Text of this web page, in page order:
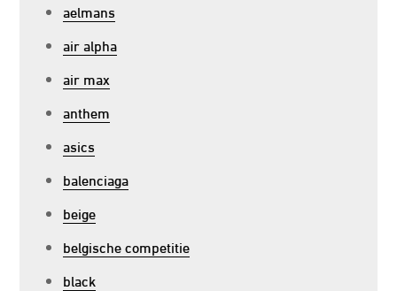
aelmans
air alpha
air max
anthem
asics
balenciaga
beige
belgische competitie
black